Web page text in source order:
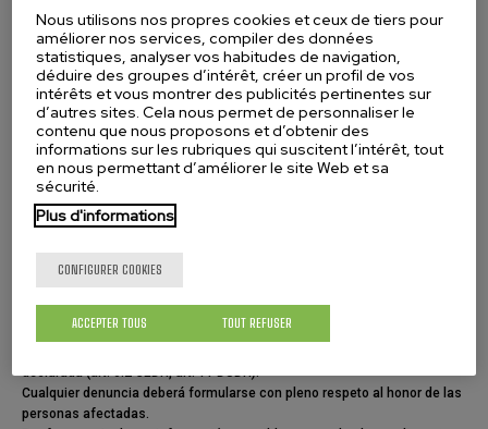
Cuantificación aproximada del impacto (en euros)
Por favor, aporta la documentación que considere que
evidencia los hechos.
1 seul fichier.
Limité à 2 Mo.
Types autorisés : jpg jpeg png txt pdf docx.
denuncia, podrás acudir a los distintos canales externos de información
ante las autoridades competentes y, en su caso, ante instituciones u
Te informamos que toda persona acusada de una infracción se
declarada (art. 6.2 CEDH, art. 11 DUDH).
Cualquier denuncia deberá formularse con pleno respeto al honor de las
personas afectadas.
Nous utilisons nos propres cookies et ceux de tiers pour
améliorer nos services, compiler des données
statistiques, analyser vos habitudes de navigation,
déduire des groupes d’intérêt, créer un profil de vos
intérêts et vous montrer des publicités pertinentes sur
d’autres sites. Cela nous permet de personnaliser le
contenu que nous proposons et d’obtenir des
informations sur les rubriques qui suscitent l’intérêt, tout
en nous permettant d’améliorer le site Web et sa
sécurité.
Plus d'informations
CONFIGURER COOKIES
TOUT REFUSER
ACCEPTER TOUS